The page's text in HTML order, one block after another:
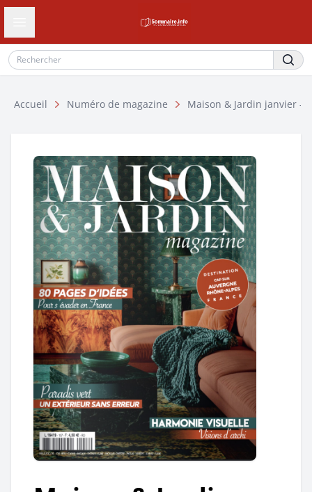
Ouvrir le tiroir de navigation
Accueil Numéro de magazine Maison & Jardin janvier –